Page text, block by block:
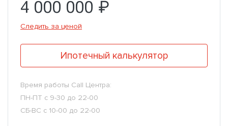
4 000 000 ₽
Следить за ценой
Ипотечный калькулятор
Время работы Call Центра:
ПН-ПТ с 9-30 до 22-00
СБ-ВС с 10-00 до 22-00